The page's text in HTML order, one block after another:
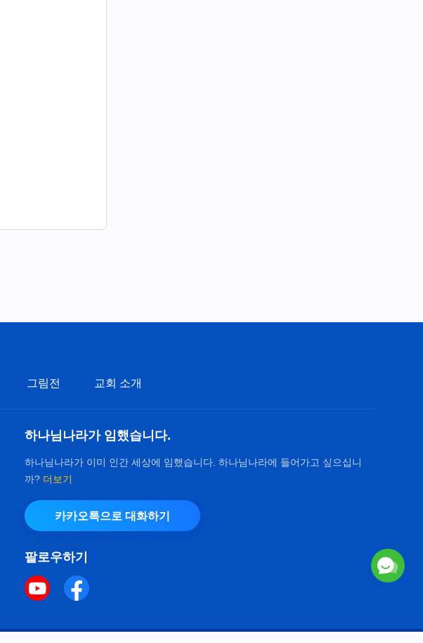
그림전 교회 소개
하나님나라가 임했습니다.
하나님나라가 이미 인간 세상에 임했습니다. 하나님나라에 들어가고 싶으십니
까? 더보기
카카오톡으로 대화하기
팔로우하기